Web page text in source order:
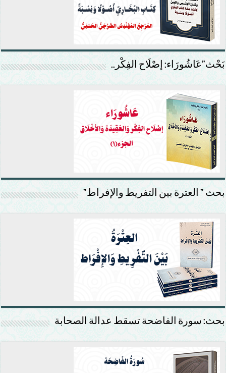
بَحْث”عَاشُورَاء: إصْلَاح الفِكْر..
بحث ” العترة بين التفريط والإفراط”
بحث: سورة الفاضحة تسقط عدالة الصحابة